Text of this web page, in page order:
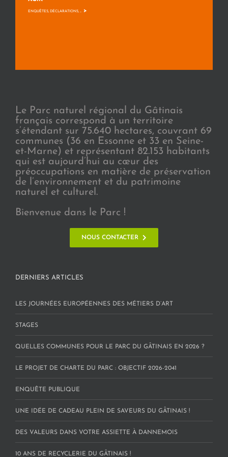
ENQUÊTES, DÉCLARATIONS, ... >
Le Parc naturel régional du Gâtinais
français correspond à un territoire
s’étendant sur 75.640 hectares, couvrant 69
communes (36 en Essonne et 33 en Seine-
et-Marne) et représentant 82.153 habitants
qui est aujourd’hui au cœur des
préoccupations en matière de préservation
de l’environnement et du patrimoine
naturel et culturel.
Bienvenue dans le Parc !
NOUS CONTACTER
DERNIERS ARTICLES
LES JOURNÉES EUROPÉENNES DES MÉTIERS D’ART
STAGES
QUELLES COMMUNES POUR LE PARC DU GÂTINAIS EN 2026 ?
LE PROJET DE CHARTE DU PARC : OBJECTIF 2026-2041
ENQUÊTE PUBLIQUE
UNE IDÉE DE CADEAU PLEIN DE SAVEURS DU GÂTINAIS !
DES VALEURS DANS VOTRE ASSIETTE À DANNEMOIS
10 ANS DE RECYCLERIE DU GÂTINAIS !